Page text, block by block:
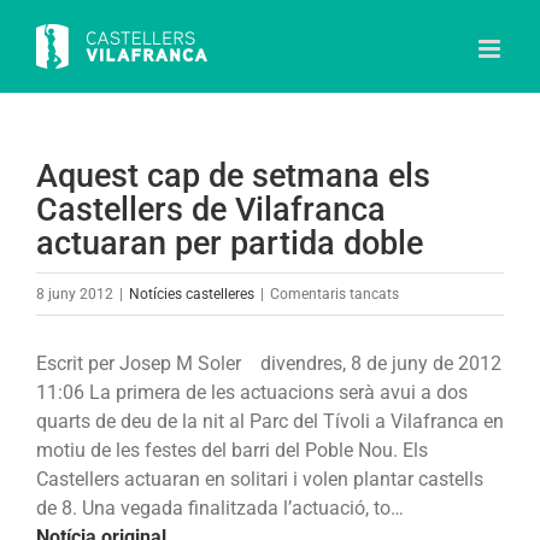
content
Aquest cap de setmana els
Castellers de Vilafranca
actuaran per partida doble
8 juny 2012 Notícies castelleres Comentaris tancatsa
Escrit per Josep M Solerdivendres, 8 de juny de 2012
11:06 La primera de les actuacions serà avui a dos
quarts de deu de la nit al Parc del Tívoli a Vilafranca en
motiu de les festes del barri del Poble Nou. Els
Castellers actuaran en solitari i volen plantar castells
de 8. Una vegada finalitzada l’actuació, to…